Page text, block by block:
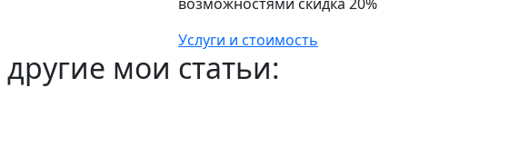
Услуги и стоимость
мои статьи: